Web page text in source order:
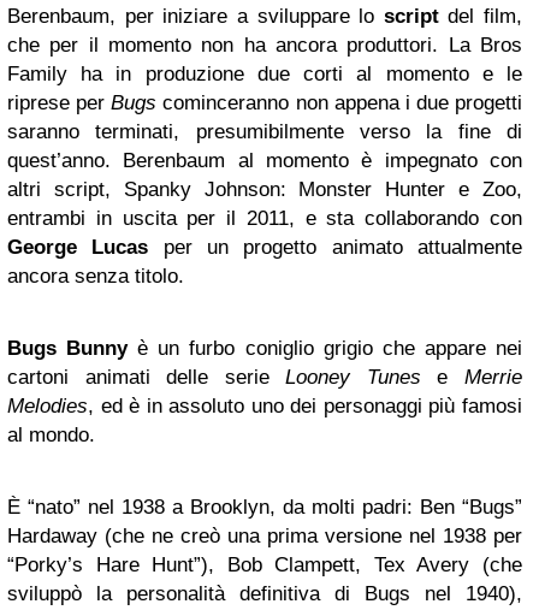
Berenbaum, per iniziare a sviluppare lo scriptdel film,
che per il momento non ha ancora produttori. La Bros
Family ha in produzione due corti al momento e le
riprese perBugs cominceranno non appena i due progetti
saranno terminati, presumibilmente verso la fine di
quest’anno. Berenbaum al momento è impegnato con
altri script, Spanky Johnson: Monster Hunter e Zoo,
entrambi in uscita per il 2011, e sta collaborando con
George Lucas per un progetto animato attualmente
ancora senza titolo.
Bugs Bunnyè un furbo coniglio grigio che appare nei
cartoni animati delle serieLooney Tunes eMerrie
Melodies, ed è in assoluto uno dei personaggi più famosi
al mondo.
È “nato” nel 1938 a Brooklyn, da molti padri: Ben “Bugs”
Hardaway (che ne creò una prima versione nel 1938 per
“Porky’s Hare Hunt”), Bob Clampett, Tex Avery (che
sviluppò la personalità definitiva di Bugs nel 1940),